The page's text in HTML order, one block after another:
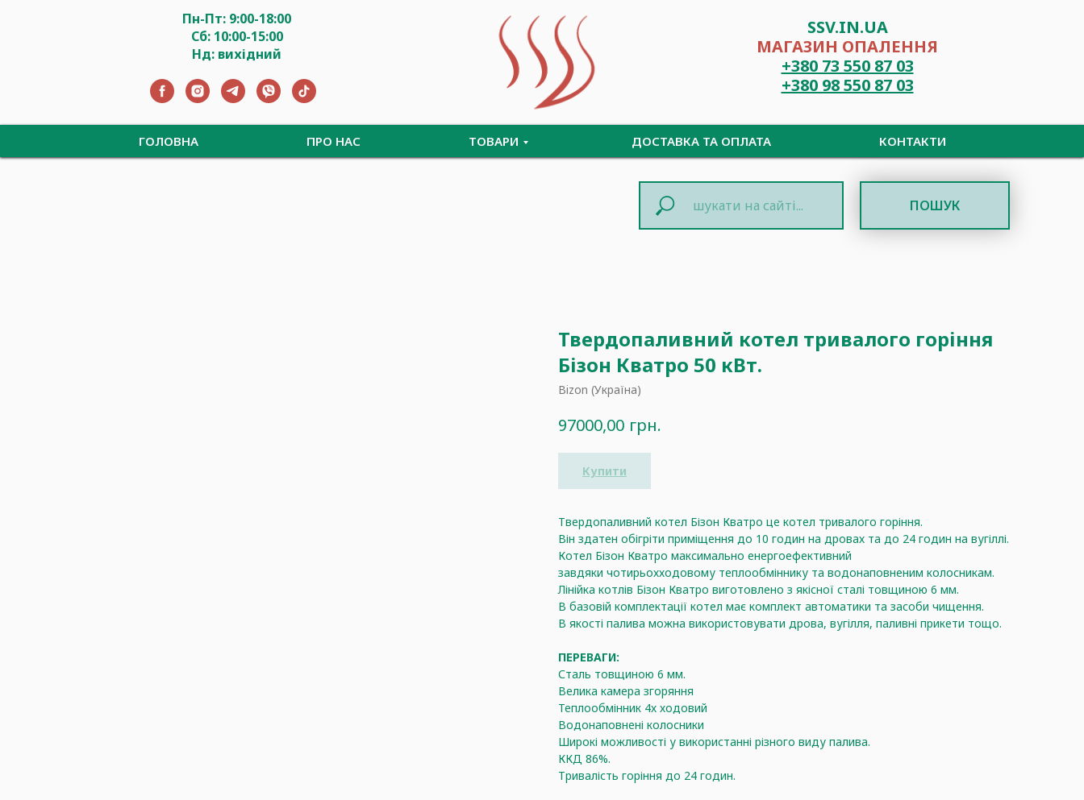
Пн-Пт: 9:00-18:00
Сб: 10:00-15:00
Нд: вихідний
SSV.IN.UA
МАГАЗИН ОПАЛЕННЯ
+380 73 550 87 03
+380 98 550 87 03
ГОЛОВНА ПРО НАС ТОВАРИ ДОСТАВКА ТА ОПЛАТА КОНТАКТИ
ПОШУК
Твердопаливний котел тривалого горіння
Бізон Кватро 50 кВт.
Bizon (Україна)
97000,00 грн.
Купити
Твердопаливний котел Бізон Кватро це котел тривалого горіння.
Він здатен обігріти приміщення до 10 годин на дровах та до 24 годин на вугіллі.
Котел Бізон Кватро максимально енергоефективний
завдяки чотирьохходовому теплообміннику та водонаповненим колосникам.
Лінійка котлів Бізон Кватро виготовлено з якісної сталі товщиною 6 мм.
В базовій комплектації котел має комплект автоматики та засоби чищення.
В якості палива можна використовувати дрова, вугілля, паливні прикети тощо.
ПЕРЕВАГИ:
Сталь товщиною 6 мм.
Велика камера згоряння
Теплообмінник 4х ходовий
Водонаповнені колосники
Широкі можливості у використанні різного виду палива.
ККД 86%.
Тривалість горіння до 24 годин.